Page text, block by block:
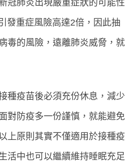
冠肺炎出現嚴重症狀的可能性
發重症風險高達2倍，因此抽
毒的風險，遠離肺炎威脅，就
種疫苗後必須充份休息，減少
對防疫多一份謹慎，就能避免
上原則其實不僅適用於接種疫
活中也可以繼續維持睡眠充足